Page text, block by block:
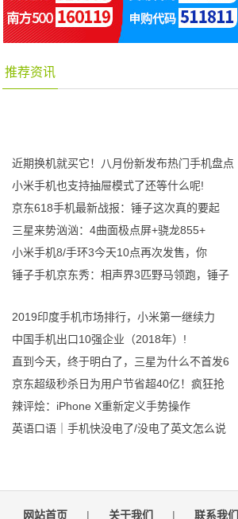
推荐资讯
近期换机就买它！八月份新发布热门手机盘点
小米手机也支持抽屉模式了还等什么呢!
京东618手机最新战报：锤子这次真的要起
三星来势汹汹：4曲面极点屏+骁龙855+
小米手机8/手环3今天10点再次发售，你
锤子手机京东秀：相声界3匹野马领跑，锤子
2019印度手机市场排行，小米第一继续力
中国手机出口10强企业（2018年）!
直到今天，终于明白了，三星为什么不首发6
京东超级秒杀日为用户节省超40亿！疯狂抢
辣评烩：iPhone X重新定义手势操作
英语口语｜手机快没电了/没电了英文怎么说
网站首页 | 关于我们 | 联系我们